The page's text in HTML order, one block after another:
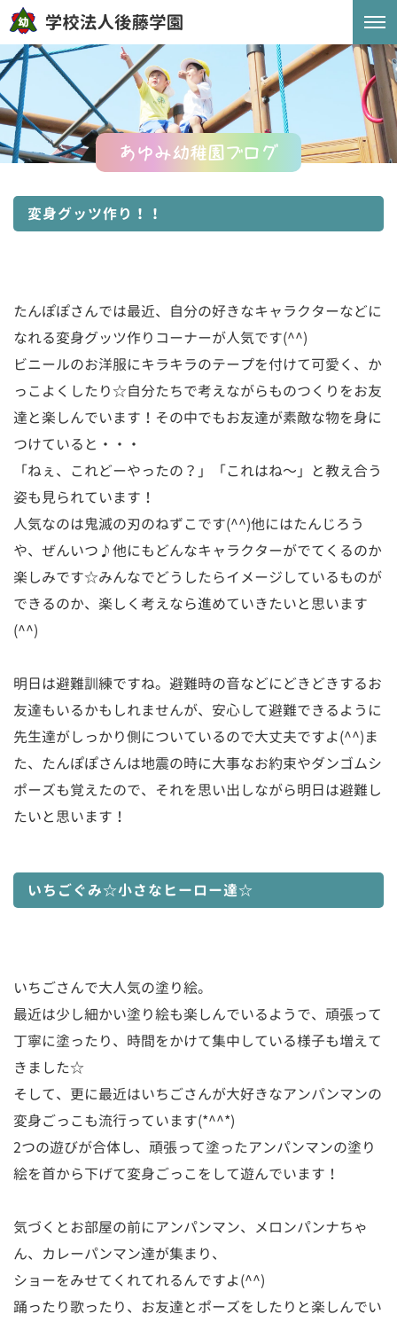
あゆみ幼稚園ブログ
変身グッツ作り！！
たんぽぽさんでは最近、自分の好きなキャラクターなどに
なれる変身グッツ作りコーナーが人気です(^^)
ビニールのお洋服にキラキラのテープを付けて可愛く、か
っこよくしたり☆自分たちで考えながらものつくりをお友
達と楽しんでいます！その中でもお友達が素敵な物を身に
つけていると・・・
「ねぇ、これどーやったの？」「これはね〜」と教え合う
姿も見られています！
人気なのは鬼滅の刃のねずこです(^^)他にはたんじろう
や、ぜんいつ♪他にもどんなキャラクターがでてくるのか
楽しみです☆みんなでどうしたらイメージしているものが
できるのか、楽しく考えなら進めていきたいと思います
(^^)
明日は避難訓練ですね。避難時の音などにどきどきするお
友達もいるかもしれませんが、安心して避難できるように
先生達がしっかり側についているので大丈夫ですよ(^^)ま
た、たんぽぽさんは地震の時に大事なお約束やダンゴムシ
ポーズも覚えたので、それを思い出しながら明日は避難し
たいと思います！
いちごぐみ☆小さなヒーロー達☆
いちごさんで大人気の塗り絵。
最近は少し細かい塗り絵も楽しんでいるようで、頑張って
丁寧に塗ったり、時間をかけて集中している様子も増えて
きました☆
そして、更に最近はいちごさんが大好きなアンパンマンの
変身ごっこも流行っています(*^^*)
2つの遊びが合体し、頑張って塗ったアンパンマンの塗り
絵を首から下げて変身ごっこをして遊んでいます！
気づくとお部屋の前にアンパンマン、メロンパンナちゃ
ん、カレーパンマン達が集まり、
ショーをみせてくれてれるんですよ(^^)
踊ったり歌ったり、お友達とポーズをしたりと楽しんでい